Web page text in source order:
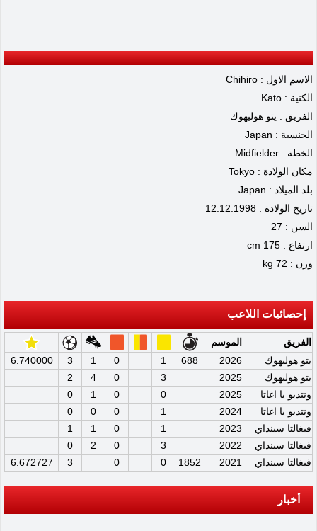
الاسم الاول : Chihiro
الكنية : Kato
الفريق : يتو هوليهوك
الجنسية : Japan
الخطة : Midfielder
مكان الولادة : Tokyo
بلد الميلاد : Japan
تاريخ الولادة : 12.12.1998
السن : 27
ارتفاع : 175 cm
وزن : 72 kg
إحصائيات اللاعب
الفريق
الموسم
يتو هوليهوك
2026
688
1
0
1
3
6.740000
يتو هوليهوك
2025
3
0
4
2
ونتديو يا اغاتا
2025
0
0
1
0
ونتديو يا اغاتا
2024
1
0
0
0
فيغالتا سينداي
2023
1
0
1
1
فيغالتا سينداي
2022
3
0
2
0
فيغالتا سينداي
2021
1852
0
0
3
6.672727
أخبار